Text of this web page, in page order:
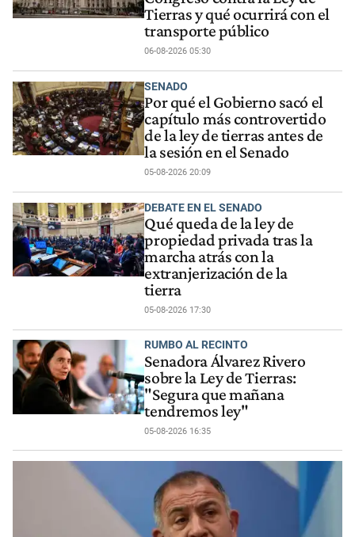
Tierras y qué ocurrirá con el
transporte público
06-08-2026 05:30
SENADO
Por qué el Gobierno sacó el
capítulo más controvertido
de la ley de tierras antes de
la sesión en el Senado
05-08-2026 20:09
DEBATE EN EL SENADO
Qué queda de la ley de
propiedad privada tras la
marcha atrás con la
extranjerización de la
tierra
05-08-2026 17:30
RUMBO AL RECINTO
Senadora Álvarez​ Rivero
sobre la Ley de Tierras:
"Segura que mañana
tendremos ley"
05-08-2026 16:35